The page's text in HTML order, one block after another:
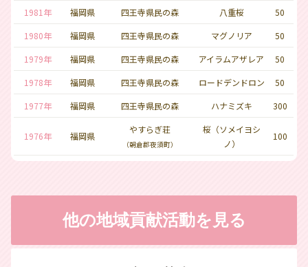
1981年
福岡県 四王寺県民の森 八重桜
50
1980年
福岡県 四王寺県民の森 マグノリア
50
1979年
福岡県 四王寺県民の森 アイラムアザレア
50
1978年
福岡県 四王寺県民の森 ロードデンドロン
50
1977年
福岡県 四王寺県民の森 ハナミズキ 300
1976年 福岡県
やすらぎ荘
（朝倉郡夜須町）
桜（ソメイヨシ
ノ）
100
他の地域貢献活動を見る